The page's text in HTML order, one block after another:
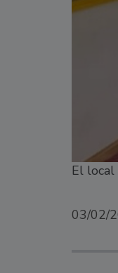
El local
03/02/